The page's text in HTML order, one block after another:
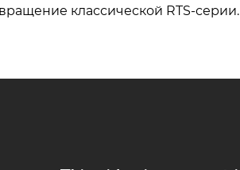
классической RTS-серии.